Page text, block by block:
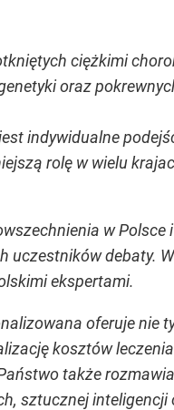
ciężkimi
oraz
indywidualne
rolę w wielu
w Polsce
uczestników debaty.
ekspertami.
oferuje nie
kosztów
także
sztucznej inteligencji